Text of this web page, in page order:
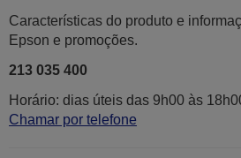
Características do produto e
Epson e promoções.
213 035 400
Horário: dias úteis das 9h00 às
Chamar por telefone